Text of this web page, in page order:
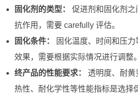
固化剂的类型：
促进剂和固化剂
抗作用，需要 carefully 评估。
固化条件：
固化温度、时间和压
效果，需要根据实际情况进行调整。
终产品的性能要求：
透明度、耐
热性、耐化学性等性能指标是选择